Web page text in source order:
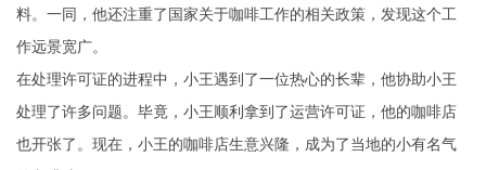
料。一同，他还注重了国家关于咖啡工作的相关政策，发现这个工
作远景宽广。
在处理许可证的进程中，小王遇到了一位热心的长辈，他协助小王
处理了许多问题。毕竟，小王顺利拿到了运营许可证，他的咖啡店
也开张了。现在，小王的咖啡店生意兴隆，成为了当地的小有名气